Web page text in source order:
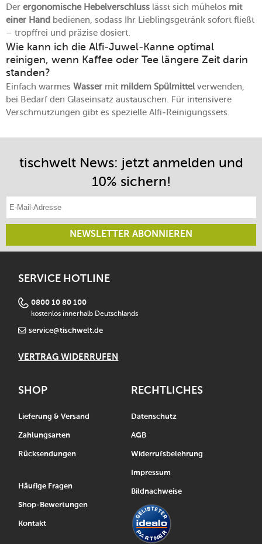
Der ergonomische Hebelverschluss lässt sich mühelos mit
einer Hand bedienen, sodass Ihr Lieblingsgetränk sofort fließt
– tropffrei und präzise dosiert.
Wie kann ich die Alfi-Juwel-Kanne optimal
reinigen, wenn Kaffee oder Tee längere Zeit darin
standen?
Einfach warmes Wasser mit mildem Spülmittel verwenden,
bei Bedarf den Glaseinsatz austauschen. Für intensivere
Verschmutzungen gibt es spezielle Alfi-Reinigungssets.
tischwelt News: jetzt anmelden und
10% sichern!
NEWSLETTER ABONNIEREN
SERVICE HOTLINE
0800 10 80 100
kostenlos innerhalb Deutschlands
service@tischwelt.de
VERTRAG WIDERRUFEN
SHOP
Lieferung & Versand
Zahlungsarten
Rücksendungen
Häufige Fragen
Shop-Bewertungen
Kontakt
RECHTLICHES
Datenschutz
AGB
Widerrufsbelehrung
Impressum
Bildnachweise